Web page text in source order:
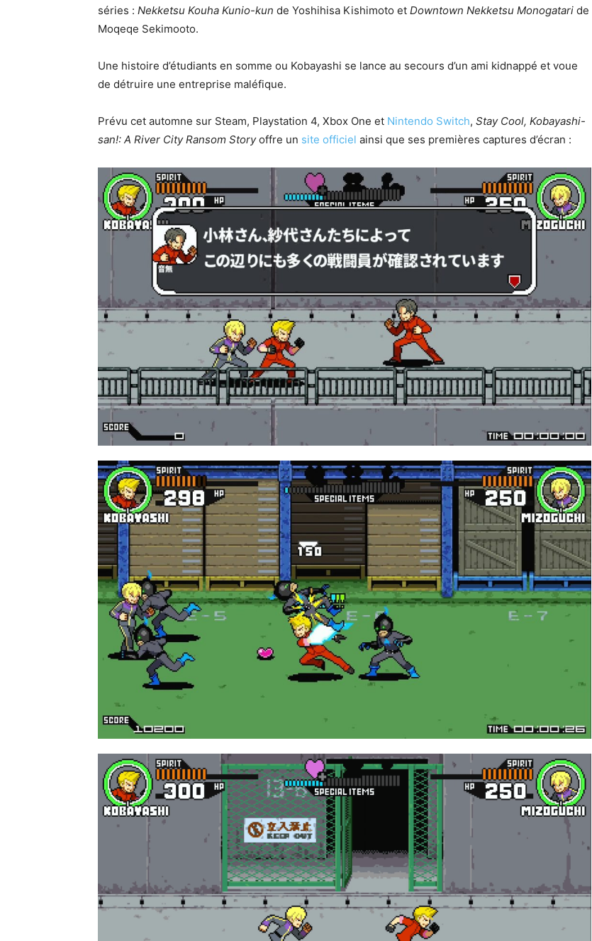
séries : Nekketsu Kouha Kunio-kun de Yoshihisa Kishimoto et Downtown Nekketsu Monogatari de
Moqeqe Sekimooto.
Une histoire d’étudiants en somme ou Kobayashi se lance au secours d’un ami kidnappé et voue
de détruire une entreprise maléfique.
Prévu cet automne sur Steam, Playstation 4, Xbox One et Nintendo Switch, Stay Cool, Kobayashi-
san!: A River City Ransom Storyoffre un site officiel ainsi que ses premières captures d’écran :